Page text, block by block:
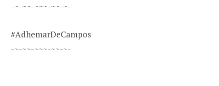
-~-~~-~~~-~~-~-
#AdhemarDeCampos
-~-~~-~~~-~~-~-